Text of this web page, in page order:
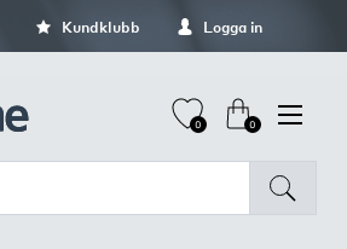
Kundklubb Logga in
0 0